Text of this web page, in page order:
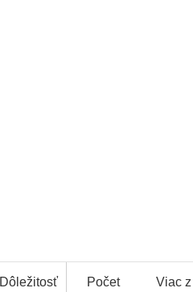
Dôležitosť
Počet
Viac z